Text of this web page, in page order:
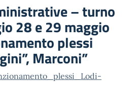
– turno
28 e 29 maggio
plessi
Marconi”